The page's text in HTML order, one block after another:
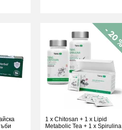
1 x Chitosan + 1 x Lipid
Metabolic Tea + 1 x Spirulina